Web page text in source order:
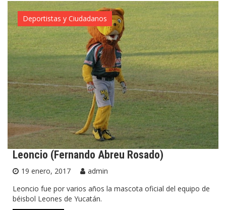
Deportistas y Ciudadanos
Leoncio (Fernando Abreu Rosado)
19 enero, 2017
admin
Leoncio fue por varios años la mascota oficial del equipo de
béisbol Leones de Yucatán.